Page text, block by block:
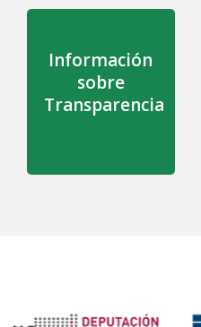
Información
sobre
Transparencia